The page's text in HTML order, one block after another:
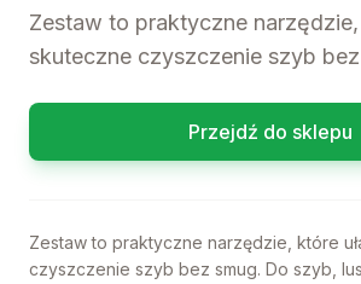
Zestaw to praktyczne narzędzie,
skuteczne czyszczenie szyb
Przejdź do sklepu
Zestaw to praktyczne narzędzie, które
czyszczenie szyb bez smug. Do szyb,